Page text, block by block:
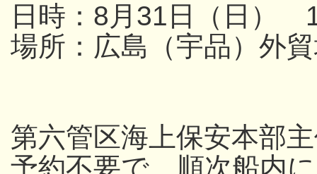
日時：8月31日（日）
場所：広島（宇品）外
第六管区海上保安本部
予約不要で、順次船内